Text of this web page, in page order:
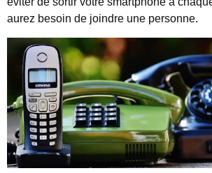
aurez besoin de joindre une personne.